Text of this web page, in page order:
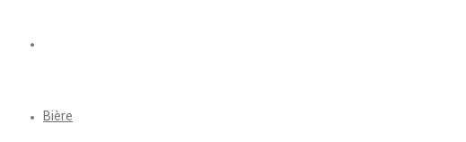
Bière